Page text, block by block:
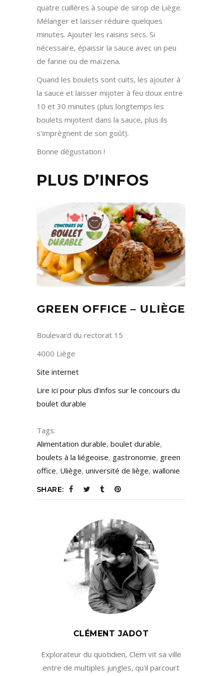
quatre cuillères à soupe de sirop de Liège.
Mélanger et laisser réduire quelques
minutes. Ajouter les raisins secs. Si
nécessaire, épaissir la sauce avec un peu
de farine ou de maïzena.
Quand les boulets sont cuits, les ajouter à
la sauce et laisser mijoter à feu doux entre
10 et 30 minutes (plus longtemps les
boulets mijotent dans la sauce, plus ils
s’imprègnent de son goût).
Bonne dégustation !
PLUS D’INFOS
GREEN OFFICE – ULIÈGE
Boulevard du rectorat 15
4000 Liège
Site internet
Lire ici pour plus d’infos sur le concours du
boulet durable
Tags:
Alimentation durable, boulet durable,
boulets à la liégeoise, gastronomie, green
office, Uliège, université de liège, wallonie
SHARE:
CLÉMENT JADOT
Explorateur du quotidien, Clem vit sa ville
entre de multiples jungles, qu'il parcourt